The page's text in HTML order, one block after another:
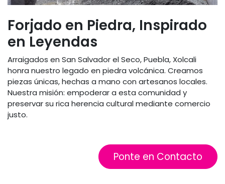
Forjado en Piedra, Inspirado
en Leyendas
Arraigados en San Salvador el Seco, Puebla, Xolcali
honra nuestro legado en piedra volcánica. Creamos
piezas únicas, hechas a mano con artesanos locales.
Nuestra misión: empoderar a esta comunidad y
preservar su rica herencia cultural mediante comercio
justo.
Ponte en Contacto